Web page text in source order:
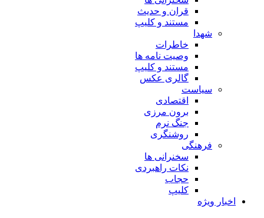
قران و حدیث
مستند و کلیپ
شهدا
خاطرات
وصیت نامه ها
مستند و کلیپ
گالری عکس
سیاست
اقتصادی
برون مرزی
جنگ نرم
روشنگری
فرهنگی
سخنرانی ها
نکات راهبردی
حجاب
کلیپ
اخبار ویژه